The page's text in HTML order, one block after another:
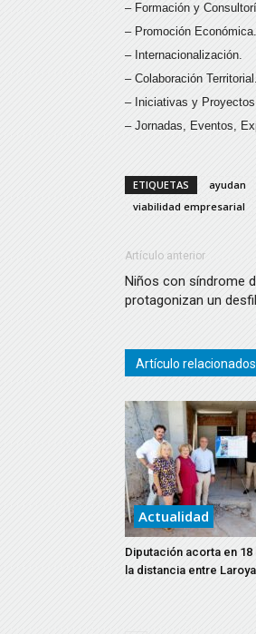
– Formación y
– Promoción Económica.
– Internacionalización.
– Colaboración Territorial.
– Iniciativas y
– Jornadas, Eventos,
ETIQUETAS ayudan
viabilidad empresarial
Artículo anterior
Niños con síndrome
protagonizan un
Artículo relacionados
Actualidad
Diputación acorta en
la distancia entre Laroya